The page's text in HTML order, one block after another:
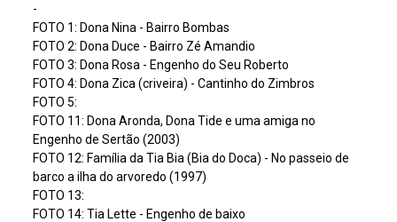
-
FOTO 1: Dona Nina - Bairro Bombas
FOTO 2: Dona Duce - Bairro Zé Amandio
FOTO 3: Dona Rosa - Engenho do Seu Roberto
FOTO 4: Dona Zica (criveira) - Cantinho do Zimbros
FOTO 5:
FOTO 11: Dona Aronda, Dona Tide e uma amiga no
Engenho de Sertão (2003)
FOTO 12: Família da Tia Bia (Bia do Doca) - No passeio de
barco a ilha do arvoredo (1997)
FOTO 13:
FOTO 14: Tia Lette - Engenho de baixo